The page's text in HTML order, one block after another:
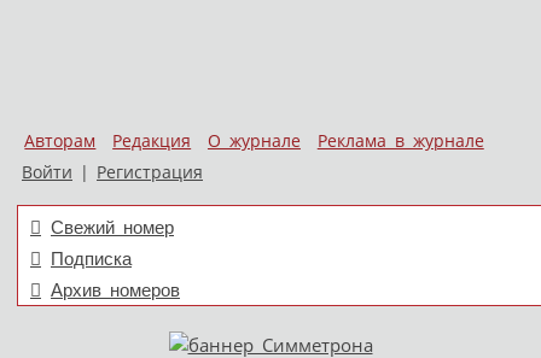
Авторам Редакция О журнале
Реклама в журнале
Войти | Регистрация
Свежий номер
Подписка
Архив номеров